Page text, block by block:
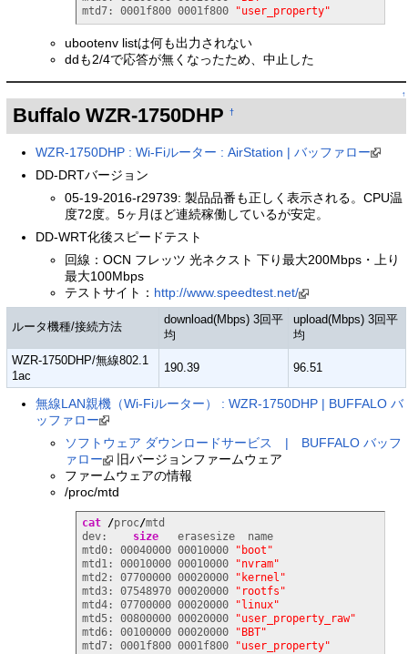
mtd7: 0001f800 0001f800
"user_property"
ubootenv listは何も出力されない
ddも2/4で応答が無くなったため、中止した
↑
Buffalo WZR-1750DHP †
WZR-1750DHP : Wi-Fiルーター : AirStation | バッファロー
DD-DRTバージョン
05-19-2016-r29739: 製品品番も正しく表示される。CPU温
度72度。5ヶ月ほど連続稼働しているが安定。
DD-WRT化後スピードテスト
回線：OCN フレッツ 光ネクスト 下り最大200Mbps・上り
最大100Mbps
テストサイト： http://www.speedtest.net/
ルータ機種/接続方法
download(Mbps) 3回平
均
upload(Mbps) 3回平
均
WZR-1750DHP/無線802.1
1ac
190.39 96.51
無線LAN親機（Wi-Fiルーター） : WZR-1750DHP | BUFFALO バ
ッファロー
ソフトウェア ダウンロードサービス | BUFFALO バッフ
ァロー
旧バージョンファームウェア
ファームウェアの情報
/proc/mtd
cat /proc/mtd
dev: size
   erasesize  name
mtd0: 00040000 00010000
"boot"
mtd1: 00010000 00010000
"nvram"
mtd2: 07700000 00020000
"kernel"
mtd3: 07548970 00020000
"rootfs"
mtd4: 07700000 00020000
"linux"
mtd5: 00800000 00020000
"user_property_raw"
mtd6: 00100000 00020000
"BBT"
mtd7: 0001f800 0001f800
"user_property"